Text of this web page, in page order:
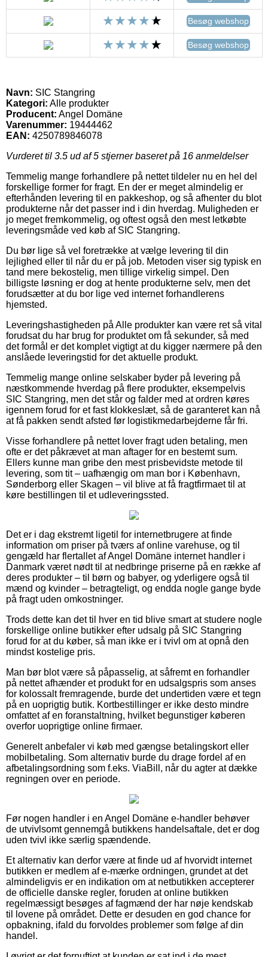
Besøg webshop
Besøg webshop
Navn: SIC Stangring
Kategori: Alle produkter
Producent: Angel Domäne
Varenummer: 19444462
EAN: 4250789846078
Vurderet til 3.5 ud af 5 stjerner baseret på 16 anmeldelser
Temmelig mange forhandlere på nettet tildeler nu en hel del
forskellige former for fragt. En der er meget almindelig er
efterhånden levering til en pakkeshop, og så afhenter du blot
produkterne når det passer ind i din hverdag. Muligheden er
jo meget fremkommelig, og oftest også den mest letkøbte
leveringsmåde ved køb af SIC Stangring.
Du bør lige så vel foretrække at vælge levering til din
lejlighed eller til når du er på job. Metoden viser sig typisk en
tand mere bekostelig, men tillige virkelig simpel. Den
billigste løsning er dog at hente produkterne selv, men det
forudsætter at du bor lige ved internet forhandlerens
hjemsted.
Leveringshastigheden på Alle produkter kan være ret så vital
forudsat du har brug for produktet om få sekunder, så med
det formål er det komplet vigtigt at du kigger nærmere på den
anslåede leveringstid for det aktuelle produkt.
Temmelig mange online selskaber byder på levering på
næstkommende hverdag på flere produkter, eksempelvis
SIC Stangring, men det står og falder med at ordren køres
igennem forud for et fast klokkeslæt, så de garanteret kan nå
at få pakken sendt afsted før logistikmedarbejderne får fri.
Visse forhandlere på nettet lover fragt uden betaling, men
ofte er det påkrævet at man aftager for en bestemt sum.
Ellers kunne man gribe den mest prisbevidste metode til
levering, som tit – uafhængig om man bor i København,
Sønderborg eller Skagen – vil blive at få fragtfirmaet til at
køre bestillingen til et udleveringssted.
Det er i dag ekstremt ligetil for internetbrugere at finde
information om priser på tværs af online varehuse, og til
gengæld har flertallet af Angel Domäne internet handler i
Danmark været nødt til at nedbringe priserne på en række af
deres produkter – til børn og babyer, og yderligere også til
mænd og kvinder – betragteligt, og endda nogle gange byde
på fragt uden omkostninger.
Trods dette kan det til hver en tid blive smart at studere nogle
forskellige online butikker efter udsalg på SIC Stangring
forud for at du køber, så man ikke er i tvivl om at opnå den
mindst kostelige pris.
Man bør blot være så påpasselig, at såfremt en forhandler
på nettet afhænder et produkt for en udsalgspris som anses
for kolossalt fremragende, burde det undertiden være et tegn
på en uoprigtig butik. Kortbestillinger er ikke desto mindre
omfattet af en foranstaltning, hvilket begunstiger køberen
overfor uoprigtige online firmaer.
Generelt anbefaler vi køb med gængse betalingskort eller
mobilbetaling. Som alternativ burde du drage fordel af en
afbetalingsordning som f.eks. ViaBill, når du agter at dække
regningen over en periode.
Før nogen handler i en Angel Domäne e-handler behøver
de utvivlsomt gennemgå butikkens handelsaftale, det er dog
uden tvivl ikke særlig spændende.
Et alternativ kan derfor være at finde ud af hvorvidt internet
butikken er medlem af e-mærke ordningen, grundet at det
almindeligvis er en indikation om at netbutikken accepterer
de officielle danske regler, foruden at online butikken
regelmæssigt besøges af fagmænd der har nøje kendskab
til lovene på området. Dette er desuden en god chance for
opbakning, ifald du forvoldes problemer som følge af din
handel.